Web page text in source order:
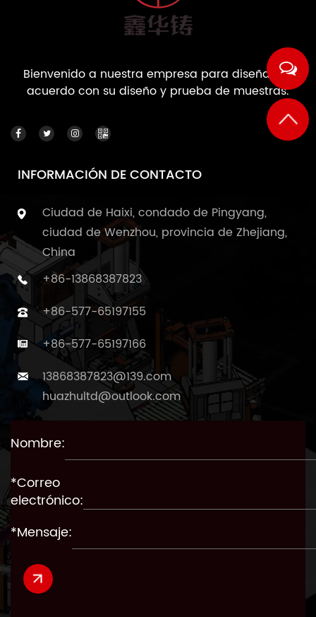
Bienvenido a nuestra empresa para diseñar de
acuerdo con su diseño y prueba de muestras.
INFORMACIÓN DE CONTACTO
Ciudad de Haixi, condado de Pingyang,
ciudad de Wenzhou, provincia de Zhejiang,
China
+86-13868387823
+86-577-65197155
+86-577-65197166
13868387823@139.com
huazhultd@outlook.com
Nombre:
*Correo
electrónico:
*Mensaje: